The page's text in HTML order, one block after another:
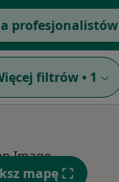
profesjonalistów
filtrów • 1
mapę